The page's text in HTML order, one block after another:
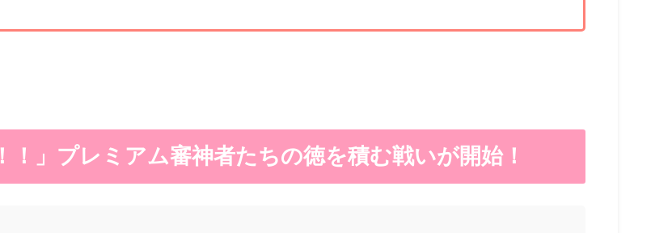
！」プレミアム審神者たちの徳を積む戦いが開始！